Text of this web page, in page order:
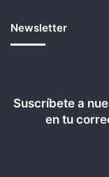
Newsletter
Suscríbete a
en tu